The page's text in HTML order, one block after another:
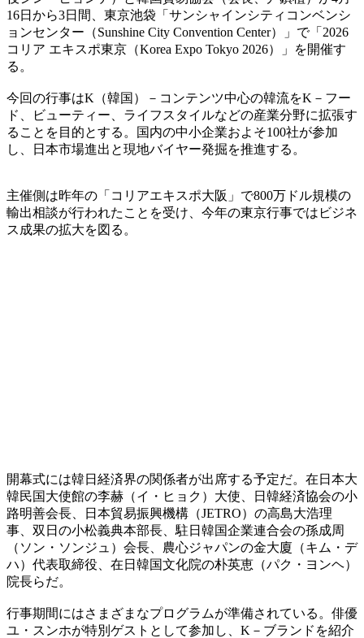
16日から3日間、東京池袋「サンシャインシティコンベンシ
ョンセンター（Sunshine City Convention Center）」で「2026
コリア エキスポ東京（Korea Expo Tokyo 2026）」を開催す
る。
今回の行事はK（韓国）－コンテンツ中心の韓流をK－フー
ド、ビューティー、ライフスタイルなどの産業分野に拡張す
ることを目的とする。国内の中小企業およそ100社が参加
し、日本市場進出と現地バイヤー発掘を推進する。
主催側は昨年の「コリアエキスポ大阪」で800万ドル規模の
輸出相談が行われたことを受け、今年の東京行事ではビジネ
ス成果の拡大を図る。
開幕式には韓日経済界の関係者が出席する予定だ。在日本大
韓民国大使館の李赫（イ・ヒョク）大使、日韓経済協会の小
路明善会長、日本貿易振興機構（JETRO）の高島大浩理
事、双日の小松義典本部長、駐日韓国企業連合会の孫成周
（ソン・ソンジュ）会長、農心ジャパンの金大廈（キム・デ
ハ）代表取締役、在日韓国文化院の朴英恵（パク・ヨンヘ）
院長らだ。
行事期間にはさまざまなプログラムが準備されている。俳優
ユ・スンホが特別ゲストとして参加し、K－ブランドを紹介